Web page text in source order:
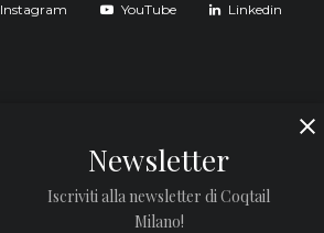
Instagram YouTube Linkedin
Newsletter
Iscriviti alla newsletter di Coqtail
Milano!